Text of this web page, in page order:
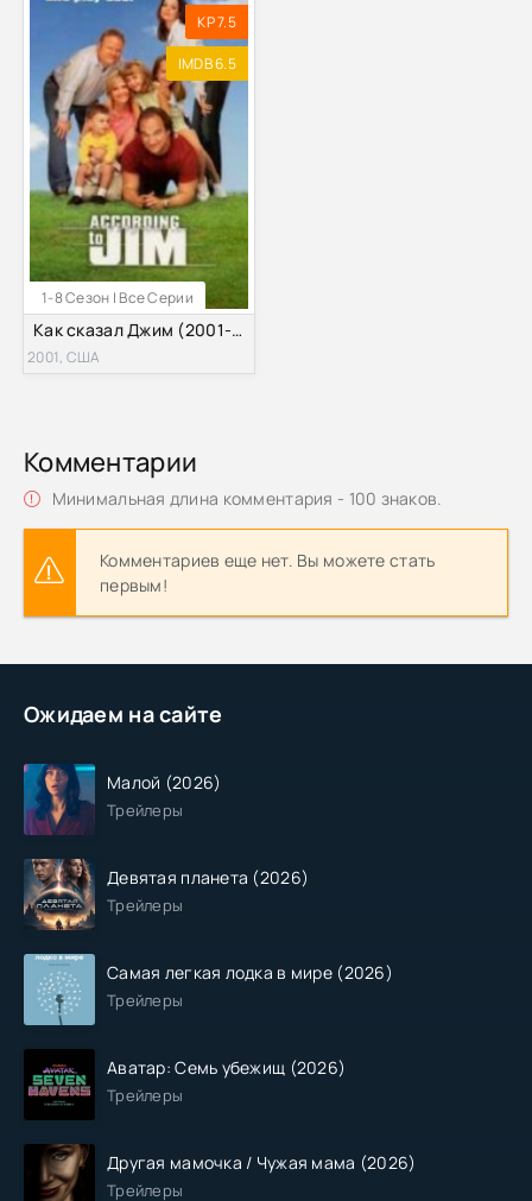
Ожидаем на сайте
Малой (2026)
Трейлеры
Девятая планета (2026)
Трейлеры
Самая легкая лодка в мире (2026)
Трейлеры
Аватар: Семь убежищ (2026)
Трейлеры
Другая мамочка / Чужая мама (2026)
Трейлеры
1-8 Сезон | Все Серии
KP 7.5
IMDB 6.5
Как сказал Джим (2001-2009) 1-8 Сезон
2001, США
Комментарии
Минимальная длина комментария - 100 знаков.
Комментариев еще нет. Вы можете стать
первым!